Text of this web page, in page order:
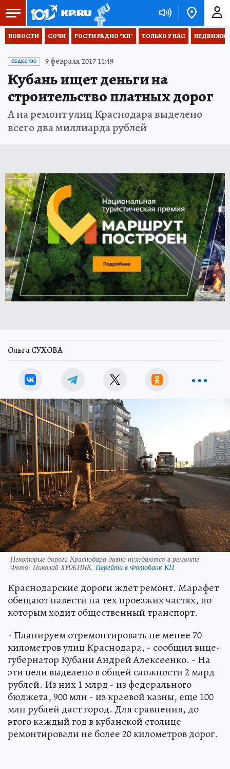
НОВОСТИ СОЧИ ГОСТИ РАДИО "КП" ТОЛЬКО У НАС НЕДВИЖКА
ОБЩЕСТВО 9 февраля 2017 11:49
Кубань ищет деньги на
строительство платных дорог
А на ремонт улиц Краснодара выделено
всего два миллиарда рублей
Ольга СУХОВА
Некоторые дороги Краснодара давно нуждаются в ремонте
Фото: Николай ХИЖНЯК. Перейти в Фотобанк КП
Краснодарские дороги ждет ремонт. Марафет
обещают навести на тех проезжих частях, по
которым ходит общественный транспорт.
- Планируем отремонтировать не менее 70
километров улиц Краснодара, - сообщил вице-
губернатор Кубани Андрей Алексеенко. - На
эти цели выделено в общей сложности 2 млрд
рублей. Из них 1 млрд - из федерального
бюджета, 900 млн - из краевой казны, еще 100
млн рублей даст город. Для сравнения, до
этого каждый год в кубанской столице
ремонтировали не более 20 километров дорог.